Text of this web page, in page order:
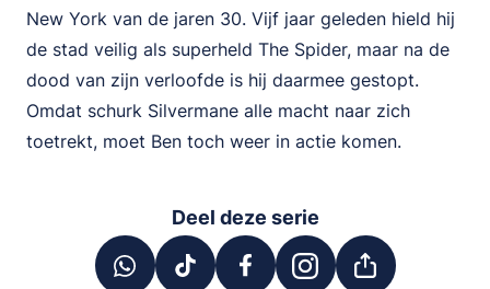
New York van de jaren 30. Vijf jaar geleden hield hij
de stad veilig als superheld The Spider, maar na de
dood van zijn verloofde is hij daarmee gestopt.
Omdat schurk Silvermane alle macht naar zich
toetrekt, moet Ben toch weer in actie komen.
Deel deze serie